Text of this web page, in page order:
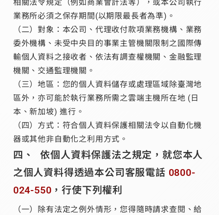
相關法令規定（例如商業會計法等），或本公司執行
業務所必須之保存期間(以期限最長者為準)。
（二）對象：本公司、代理收付款項業務機構、業務
委外機構、未受中央目的事業主管機關限制之國際傳
輸個人資料之接收者、依法有調查權機關、金融監理
機關、交通監理機關。
（三）地區：您的個人資料儲存或處理區域除臺灣地
區外，亦可能於執行業務所需之雲端主機所在地 (日
本、新加坡) 進行。
（四）方式：符合個人資料保護相關法令以自動化機
器或其他非自動化之利用方式。
依個人資料保護法之規定，就您本人
之個人資料得透過本公司客服電話 0800-
024-550 ，行使下列權利
（一）除有法定之例外情形，您得隨時請求查閱、給